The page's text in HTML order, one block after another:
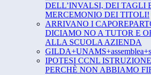
DELL’INVALSI, DEI TAGLI
MERCEMONIO DEI TITOLI!
ARRIVANO I
DICIAMO NO A TUTOR E
ALLA SCUOLA AZIENDA
IPOTESI CCNL
PERCHÈ NON ABBIAMO